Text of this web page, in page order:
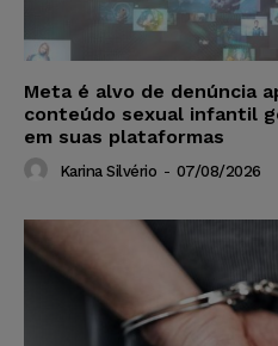
Meta é alvo de denúncia
conteúdo sexual infantil
em suas plataformas
Karina Silvério - 07/08/2026